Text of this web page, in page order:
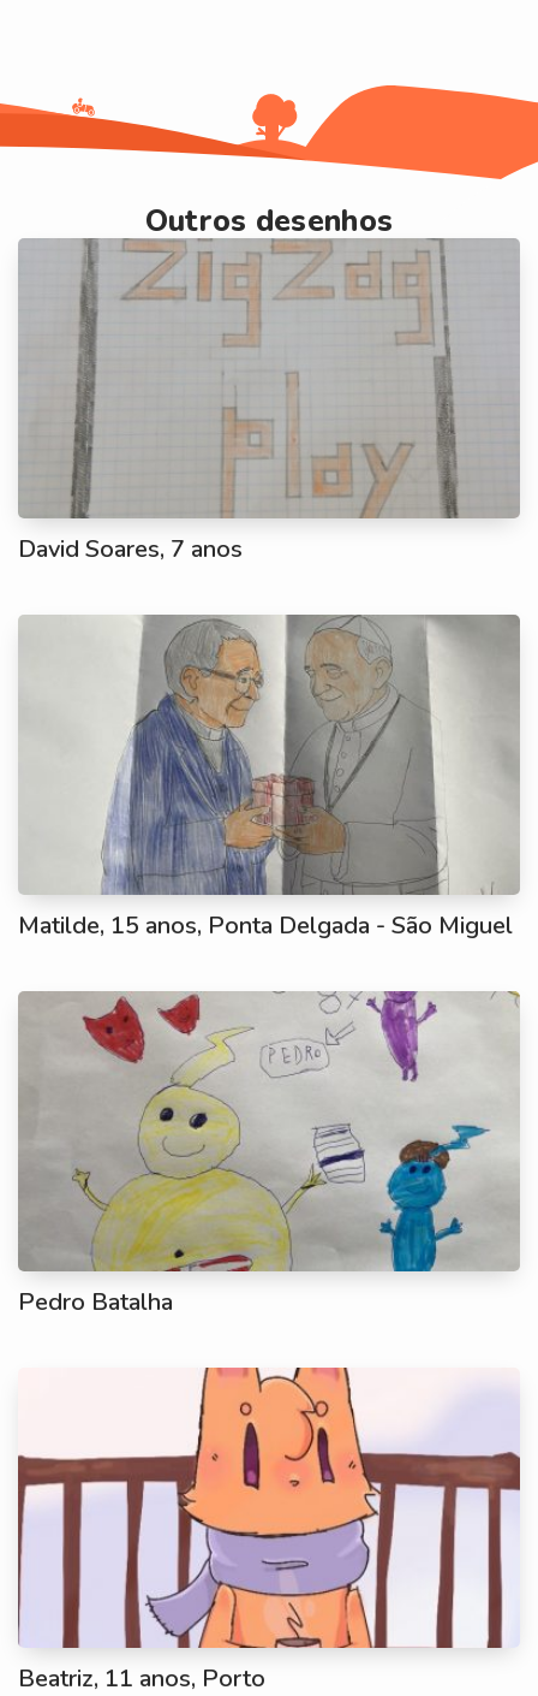
Outros desenhos
David Soares, 7 anos
Matilde, 15 anos, Ponta Delgada - São Miguel
Pedro Batalha
Beatriz, 11 anos, Porto